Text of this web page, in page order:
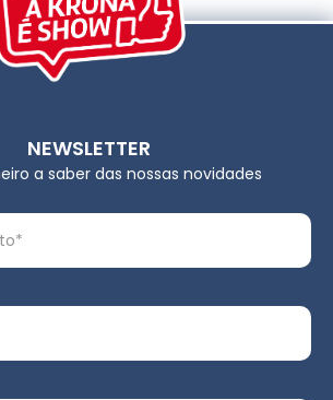
NEWSLETTER
a saber das nossas novidades